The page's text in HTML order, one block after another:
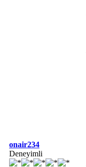
onair234
Deneyimli